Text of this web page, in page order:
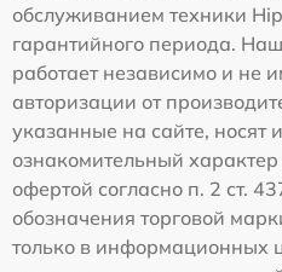
обслуживанием техники
гарантийного периода.
работает независимо и не
авторизации от
указанные на сайте, носят
ознакомительный
офертой согласно п. 2 ст.
обозначения торговой
только в информационных